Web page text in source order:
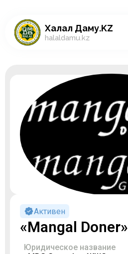
Халал Даму.KZ
halaldamu.kz
Активен
«Mangal Doner»
Юридическое название